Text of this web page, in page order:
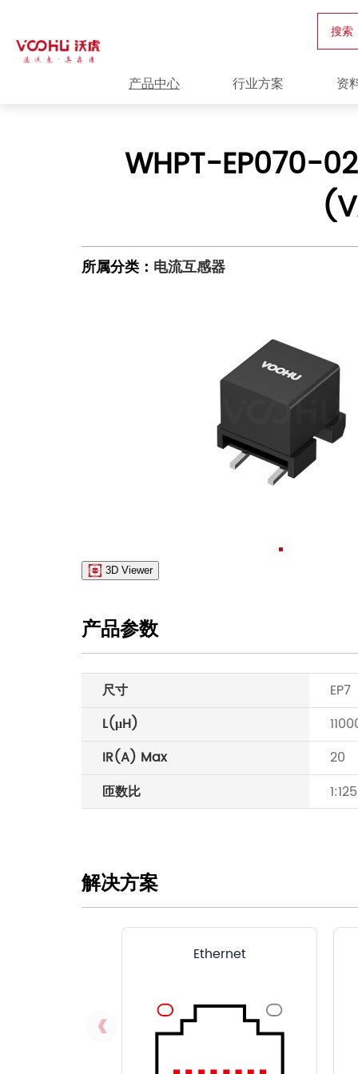
搜索
产品中心 行业方案 资
WHPT-EP070-
所属分类： 电流互感器
3D Viewer
产品参数
尺寸
EP7
L(μH)
IR(A) Max
20
匝数比
1:125
解决方案
Ethernet